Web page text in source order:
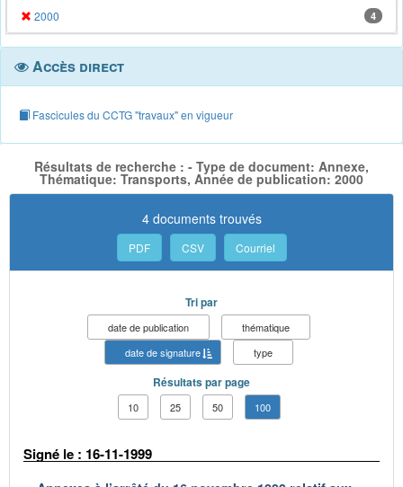
2000 4
Accès direct
Fascicules du CCTG "travaux" en vigueur
Résultats de recherche : - Type de document: Annexe,
Thématique: Transports, Année de publication: 2000
4 documents trouvés
PDF CSV Courriel
Tri par
date de publication
thématique
date de signature
type
Résultats par page
10 25 50 100
Signé le : 16-11-1999